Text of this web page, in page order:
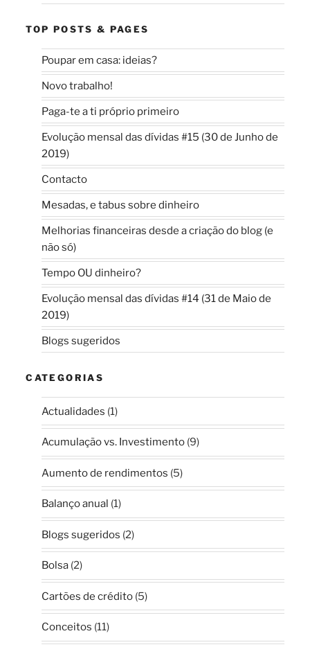
TOP POSTS & PAGES
Poupar em casa: ideias?
Novo trabalho!
Paga-te a ti próprio primeiro
Evolução mensal das dívidas #15 (30 de Junho de
2019)
Contacto
Mesadas, e tabus sobre dinheiro
Melhorias financeiras desde a criação do blog (e
não só)
Tempo OU dinheiro?
Evolução mensal das dívidas #14 (31 de Maio de
2019)
Blogs sugeridos
CATEGORIAS
Actualidades (1)
Acumulação vs. Investimento(9)
Aumento de rendimentos (5)
Balanço anual (1)
Blogs sugeridos (2)
Bolsa(2)
Cartões de crédito(5)
Conceitos (11)